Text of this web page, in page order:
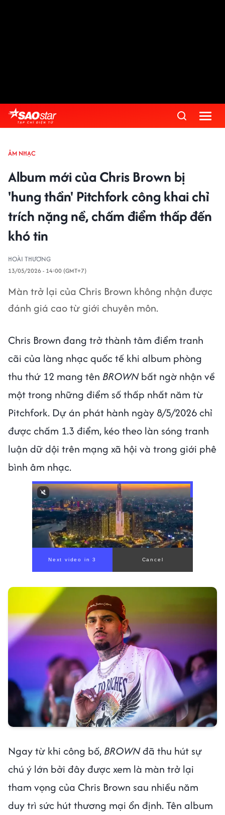
ÂM NHẠC
Album mới của Chris Brown bị
'hung thần' Pitchfork công khai chỉ
trích nặng nề, chấm điểm thấp đến
khó tin
HOÀI THƯƠNG
13/05/2026 - 14:00 (GMT+7)
Màn trở lại của Chris Brown không nhận được
đánh giá cao từ giới chuyên môn.
Chris Brown đang trở thành tâm điểm tranh
cãi của làng nhạc quốc tế khi album phòng
thu thứ 12 mang tên BROWNbất ngờ nhận về
một trong những điểm số thấp nhất năm từ
Pitchfork. Dự án phát hành ngày 8/5/2026 chỉ
được chấm 1.3 điểm, kéo theo làn sóng tranh
luận dữ dội trên mạng xã hội và trong giới phê
bình âm nhạc.
Ngay từ khi công bố, BROWNđã thu hút sự
chú ý lớn bởi đây được xem là màn trở lại
tham vọng của Chris Brown sau nhiều năm
duy trì sức hút thương mại ổn định. Tên album